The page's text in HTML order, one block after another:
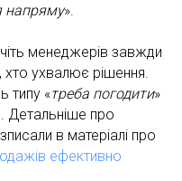
напряму».
менеджерів завжди
хто ухвалює рішення.
типу «треба погодити»
Детальніше про
в матеріалі про
ефективно